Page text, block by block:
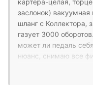
заслонок)
шланг с Коллектора,
газует 3000
может ли педаль
нюанс, снимаю все
заводится через